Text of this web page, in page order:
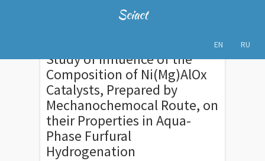
Sciact
EN RU
Study of Influence of the
Composition of Ni(Mg)AlOx
Catalysts, Prepared by
Mechanochemocal Route, on
their Properties in Aqua-
Phase Furfural
Hydrogenation